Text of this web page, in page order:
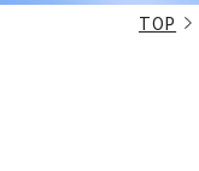
TOP